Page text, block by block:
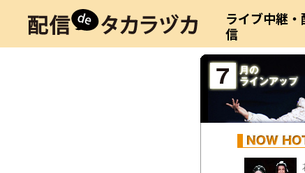
ライブ中継・
信